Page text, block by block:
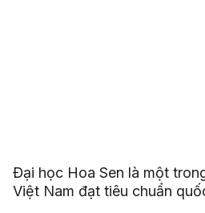
Đại học Hoa Sen là một
Việt Nam đạt tiêu chuẩn